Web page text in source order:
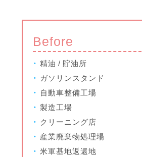
Before
精油 / 貯油所
ガソリンスタンド
自動車整備工場
製造工場
クリーニング店
産業廃棄物処理場
米軍基地返還地